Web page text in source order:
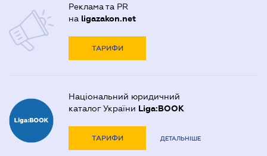
Реклама та PR
на ligazakon.net
ТАРИФИ
Національний юридичний
каталог України Liga:BOOK
ТАРИФИ ДЕТАЛЬНІШЕ